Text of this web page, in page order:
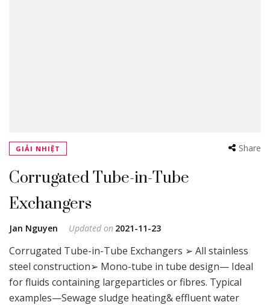
GIẢI NHIỆT Share
Corrugated Tube-in-Tube
Exchangers
Jan Nguyen Updated on 2021-11-23
Corrugated Tube-in-Tube Exchangers ➢ All stainless
steel construction➢ Mono-tube in tube design— Ideal
for fluids containing largeparticles or fibres. Typical
examples—Sewage sludge heating& effluent water